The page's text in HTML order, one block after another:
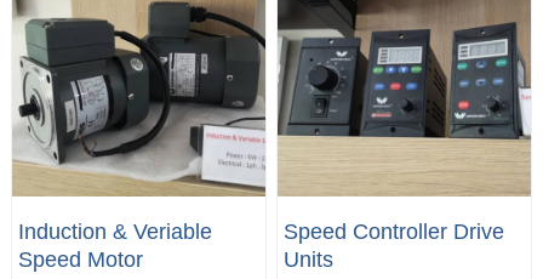
Induction & Veriable
Speed Motor
Speed Controller Drive
Units